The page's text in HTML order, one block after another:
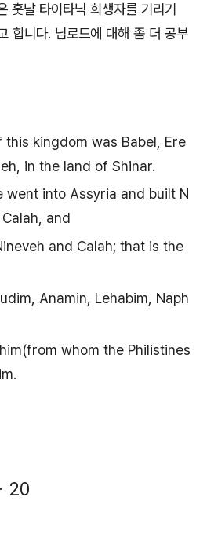
훗날 타이타닉 희생자를 기리기
합니다. 님로드에 대해 좀 더 공부
this kingdom was Babel, Ere
in the land of Shinar.
went into Assyria and built N
and
and Calah; that is the
Anamin, Lehabim, Naph
whom the Philistines
20